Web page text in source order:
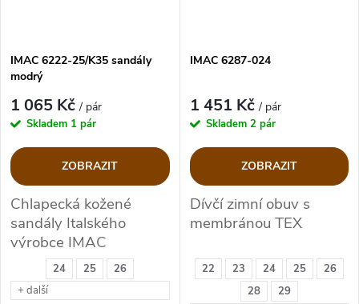
24 25
26
+ další
IMAC 6222-25/K35 sandály
modrý
1 065 Kč/ pár
Skladem 1 pár
ZOBRAZIT
Chlapecká kožené
sandály Italského
výrobce IMAC
22 23 24 25
26
28
29
IMAC 6287-024
1 451 Kč/ pár
Skladem 2 pár
ZOBRAZIT
Dívčí zimní obuv s
membránou TEX